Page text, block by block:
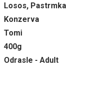
Losos, Pastrmka
Konzerva
Tomi
400g
Odrasle - Adult